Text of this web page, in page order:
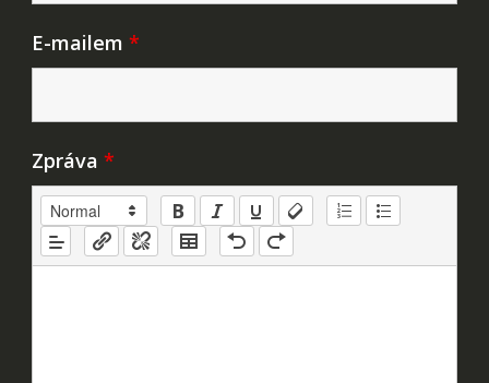
E-mailem *
Zpráva *